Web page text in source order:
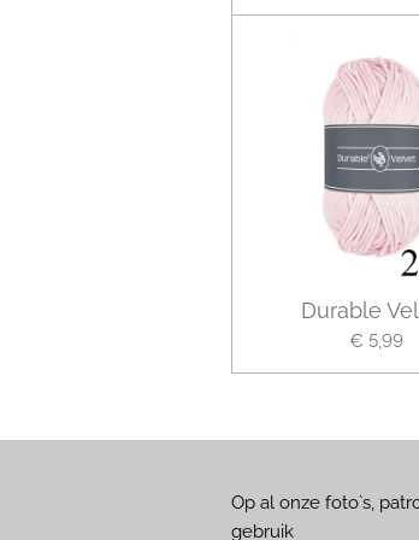
Durable
€ 5,99
Op al onze foto`s,
gebruik